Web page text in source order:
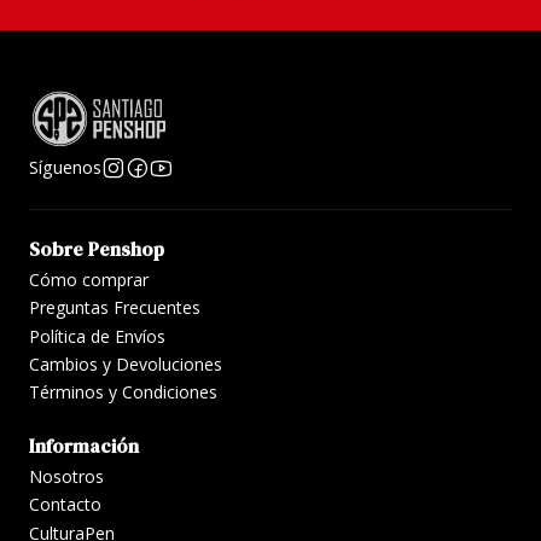
Bolsillo expandible para guardar pegatinas, recibos,
2 marcadores de página coordinados en color
Libro cosido con hilo que se abre completamente
Etiqueta adhesiva para etiquetar y archivar
Dimensiones: 145 x 210 mm"
Foto referencial
Síguenos
Sobre Penshop
Cómo comprar
Preguntas Frecuentes
Política de Envíos
Cambios y Devoluciones
Términos y Condiciones
Información
Nosotros
Contacto
CulturaPen